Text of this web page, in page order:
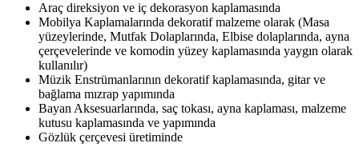
Araç direksiyon ve iç dekorasyon kaplamasında
Mobilya Kaplamalarında dekoratif malzeme olarak (Masa
yüzeylerinde, Mutfak Dolaplarında, Elbise dolaplarında, ayna
çerçevelerinde ve komodin yüzey kaplamasında yaygın olarak
kullanılır)
Müzik Enstrümanlarının dekoratif kaplamasında, gitar ve
bağlama mızrap yapımında
Bayan Aksesuarlarında, saç tokası, ayna kaplaması, malzeme
kutusu kaplamasında ve yapımında
Gözlük çerçevesi üretiminde